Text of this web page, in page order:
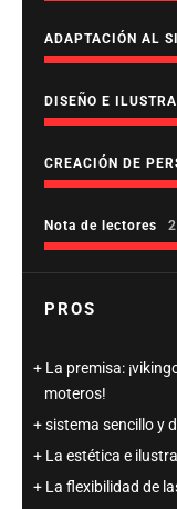
ADAPTACIÓN AL
DISEÑO E
CREACIÓN DE
Nota de lectores
PROS
La premisa:
moteros!
sistema sencillo y
La estética e
La flexibilidad de